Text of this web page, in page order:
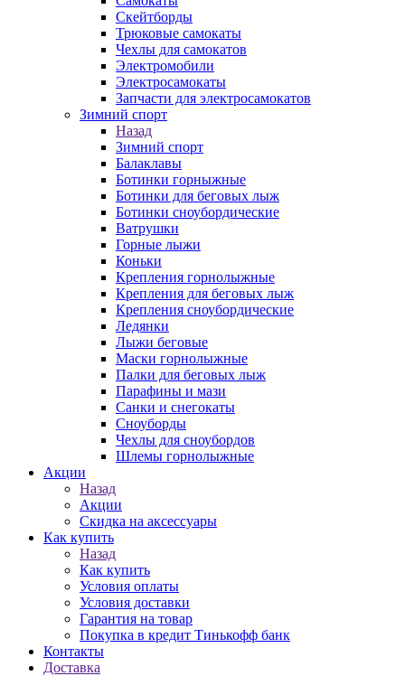
Скейтборды
Трюковые самокаты
Чехлы для самокатов
Электромобили
Электросамокаты
Запчасти для электросамокатов
Зимний спорт
Назад
Зимний спорт
Балаклавы
Ботинки горныжные
Ботинки для беговых лыж
Ботинки сноубордические
Ватрушки
Горные лыжи
Коньки
Крепления горнолыжные
Крепления для беговых лыж
Крепления сноубордические
Ледянки
Лыжи беговые
Маски горнолыжные
Палки для беговых лыж
Парафины и мази
Санки и снегокаты
Сноуборды
Чехлы для сноубордов
Шлемы горнолыжные
Акции
Назад
Акции
Скидка на аксессуары
Как купить
Назад
Как купить
Условия оплаты
Условия доставки
Гарантия на товар
Покупка в кредит Тинькофф банк
Контакты
Доставка